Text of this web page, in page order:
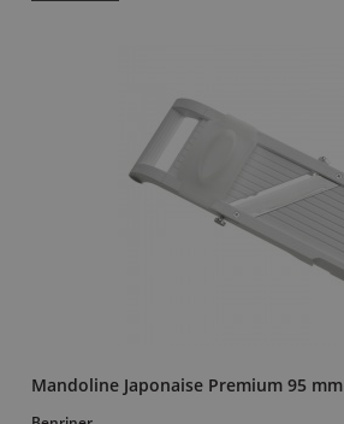
Mandoline Japonaise Premium 95 mm